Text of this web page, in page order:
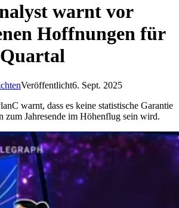
warnt vor
Hoffnungen für
Veröffentlicht6. Sept. 2025
warnt, dass es keine statistische Garantie
zum Jahresende im Höhenflug sein wird.